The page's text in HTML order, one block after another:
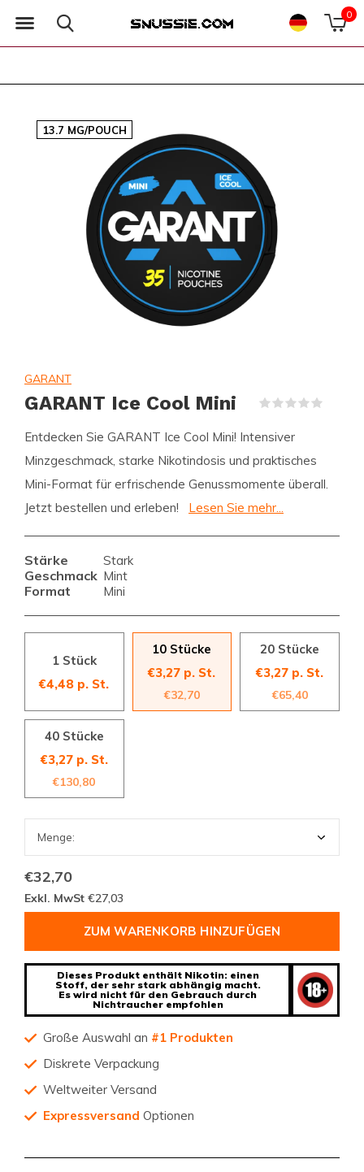
0
13.7 MG/POUCH
GARANT
GARANT Ice Cool Mini
Entdecken Sie GARANT Ice Cool Mini! Intensiver
Minzgeschmack, starke Nikotindosis und praktisches
Mini-Format für erfrischende Genussmomente überall.
Jetzt bestellen und erleben!
Lesen Sie mehr...
Stärke Stark
Geschmack Mint
Format Mini
1 Stück
€4,48 p. St.
10 Stücke
€3,27 p. St.
€32,70
20 Stücke
€3,27 p. St.
€65,40
40 Stücke
€3,27 p. St.
€130,80
€32,70
Exkl. MwSt €27,03
ZUM WARENKORB HINZUFÜGEN
Dieses Produkt enthält Nikotin: einen
Stoff, der sehr stark abhängig macht.
Es wird nicht für den Gebrauch durch
Nichtraucher empfohlen
Große Auswahl an #1 Produkten
Diskrete Verpackung
Weltweiter Versand
Expressversand Optionen